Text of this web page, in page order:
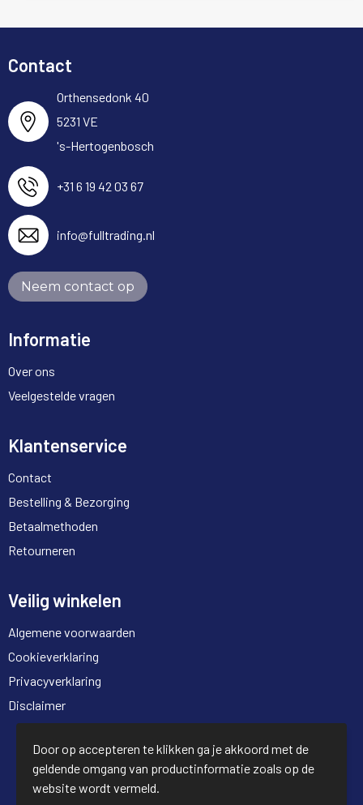
Contact
Orthensedonk 40
5231 VE
's-Hertogenbosch
+31 6 19 42 03 67
info@fulltrading.nl
Neem contact op
Informatie
Over ons
Veelgestelde vragen
Klantenservice
Contact
Bestelling & Bezorging
Betaalmethoden
Retourneren
Veilig winkelen
Algemene voorwaarden
Cookieverklaring
Privacyverklaring
Disclaimer
© Copyright Full Trading 2026
Door op accepteren te klikken ga je akkoord met de
geldende omgang van productinformatie zoals op de
website wordt vermeld.